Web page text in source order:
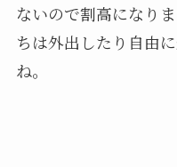
ないので割高になり
ちは外出したり自由
ね。